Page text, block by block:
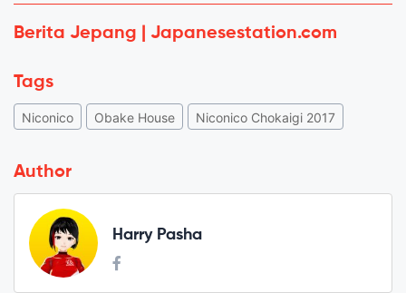
Berita Jepang | Japanesestation.com
Tags
Niconico Obake House Niconico Chokaigi 2017
Author
Harry Pasha